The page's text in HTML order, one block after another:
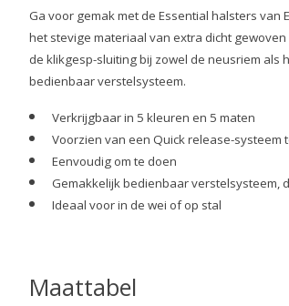
Ga voor gemak met de Essential halsters
het stevige materiaal van extra dicht
de klikgesp-sluiting bij zowel de neusriem als
bedienbaar verstelsysteem.
Verkrijgbaar in 5 kleuren en 5 maten
Voorzien van een Quick release-systeem
Eenvoudig om te doen
Gemakkelijk bedienbaar verstelsysteem,
Ideaal voor in de wei of op stal
Maattabel